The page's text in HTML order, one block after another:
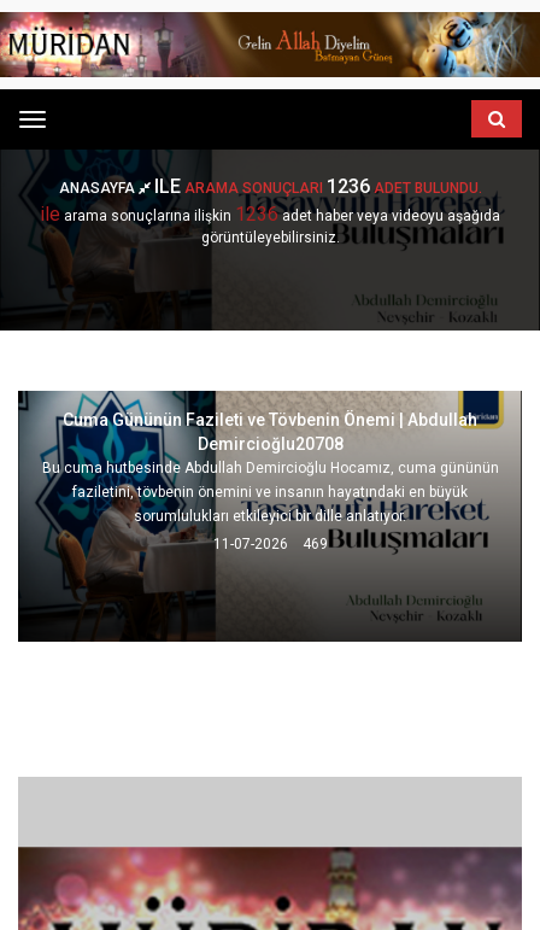
Menu
ANASAYFA ILEARAMA SONUÇLARI 1236ADET BULUNDU.
ile arama sonuçlarına ilişkin 1236adet haber veya videoyu aşağıda
görüntüleyebilirsiniz.
Cuma Gününün Fazileti ve Tövbenin Önemi | Abdullah
Demircioğlu20708
Bu cuma hutbesinde Abdullah Demircioğlu Hocamız, cuma gününün
faziletini, tövbenin önemini ve insanın hayatındaki en büyük
sorumlulukları etkileyici bir dille anlatıyor.
11-07-2026
469